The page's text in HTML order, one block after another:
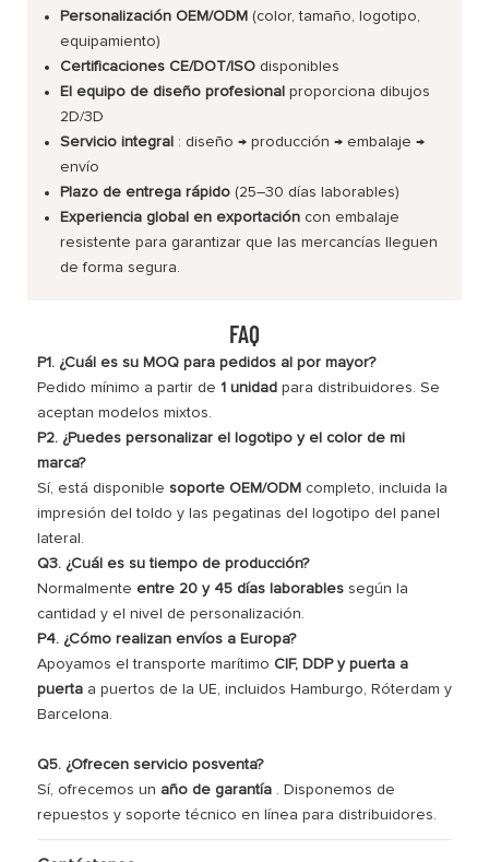
Personalización OEM/ODM (color, tamaño, logotipo,
equipamiento)
Certificaciones CE/DOT/ISO disponibles
El equipo de diseño profesional proporciona dibujos
2D/3D
Servicio integral : diseño → producción → embalaje →
envío
Plazo de entrega rápido (25–30 días laborables)
Experiencia global en exportación con embalaje
resistente para garantizar que las mercancías lleguen
de forma segura.
FAQ
P1. ¿Cuál es su MOQ para pedidos al por mayor?
Pedido mínimo a partir de 1 unidad para distribuidores. Se
aceptan modelos mixtos.
P2. ¿Puedes personalizar el logotipo y el color de mi
marca?
Sí, está disponible soporte OEM/ODM completo, incluida la
impresión del toldo y las pegatinas del logotipo del panel
lateral.
Q3. ¿Cuál es su tiempo de producción?
Normalmente entre 20 y 45 días laborablessegún la
cantidad y el nivel de personalización.
P4. ¿Cómo realizan envíos a Europa?
Apoyamos el transporte marítimo CIF, DDP y puerta a
puertaa puertos de la UE, incluidos Hamburgo, Róterdam y
Barcelona.
Q5. ¿Ofrecen servicio posventa?
Sí, ofrecemos un año de garantía. Disponemos de
repuestos y soporte técnico en línea para distribuidores.